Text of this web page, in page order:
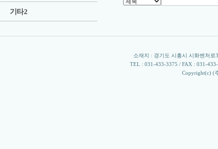
기타2
소재지 : 경기도 시흥시 시화벤처
TEL : 031-433-3375 / FAX : 031-
Copyright(c) (